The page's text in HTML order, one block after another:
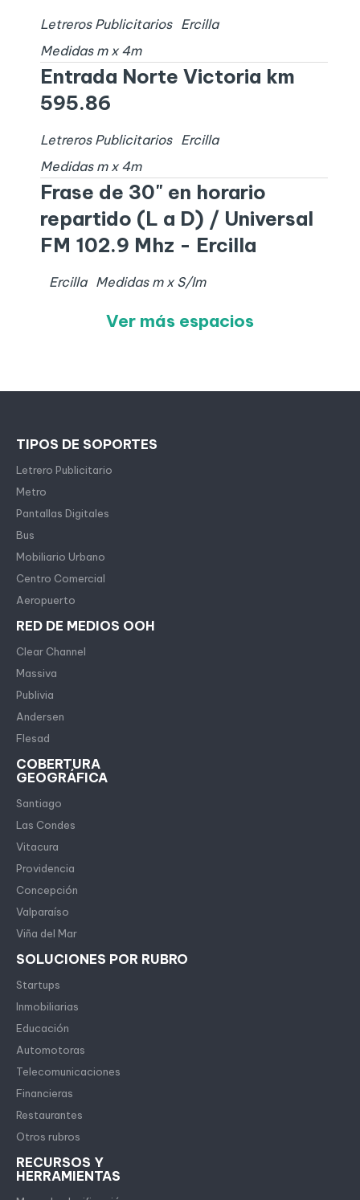
Letreros Publicitarios
Ercilla
Medidas m x 4m
Entrada Norte Victoria km
595.86
Letreros Publicitarios
Ercilla
Medidas m x 4m
Frase de 30" en horario
repartido (L a D) / Universal
FM 102.9 Mhz - Ercilla
Ercilla Medidas m x S/Im
Ver más espacios
TIPOS DE SOPORTES
Letrero Publicitario
Metro
Pantallas Digitales
Bus
Mobiliario Urbano
Centro Comercial
Aeropuerto
RED DE MEDIOS OOH
Clear Channel
Massiva
Publivia
Andersen
Flesad
COBERTURA
GEOGRÁFICA
Santiago
Las Condes
Vitacura
Providencia
Concepción
Valparaíso
Viña del Mar
SOLUCIONES POR RUBRO
Startups
Inmobiliarias
Educación
Automotoras
Telecomunicaciones
Financieras
Restaurantes
Otros rubros
RECURSOS Y
HERRAMIENTAS